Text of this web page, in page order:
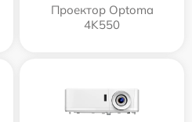
Проектор Optoma
4K550